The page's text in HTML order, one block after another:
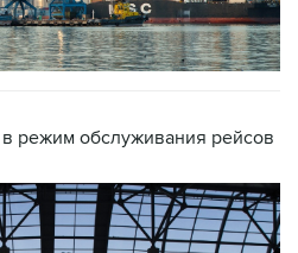
режим обслуживания рейсов